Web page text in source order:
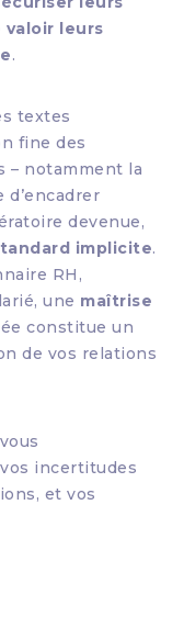
valoir leurs
.
textes
fine des
– notamment la
d’encadrer
devenue,
implicite.
RH,
une maîtrise
constitue un
de vos relations
incertitudes
et vos